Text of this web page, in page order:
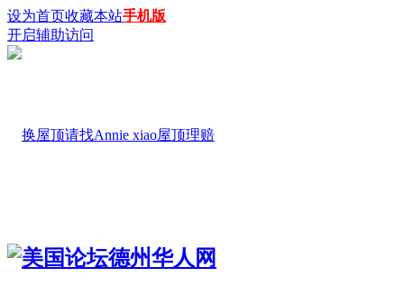
设为首页收藏本站手机版
开启辅助访问